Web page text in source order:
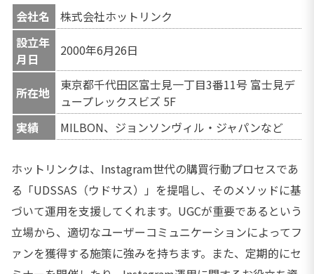
会社名
株式会社ホットリンク
設立年
月日
2000年6月26日
所在地
東京都千代田区富士見一丁目3番11号 富士見デ
ュープレックスビズ 5F
実績
MILBON、ジョンソンヴィル・ジャパンなど
ホットリンクは、Instagram世代の購買行動プロセスであ
る「UDSSAS（ウドサス）」を提唱し、そのメソッドに基
づいて運用を支援してくれます。UGCが重要であるという
立場から、適切なユーザーコミュニケーションによってフ
ァンを獲得する施策に強みを持ちます。また、定期的にセ